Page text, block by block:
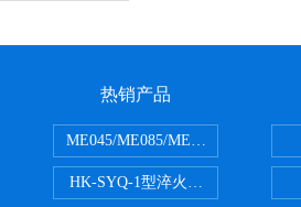
热销产品
ME045/ME085/ME150ME系列
HK-SYQ-1型淬火介质冷却性能测